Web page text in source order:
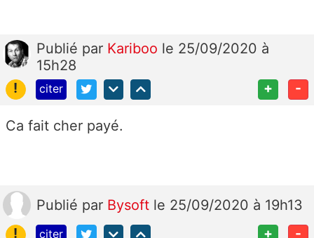
Publié par Kariboo le 25/09/2020 à
15h28
!
citer + -
Ca fait cher payé.
Publié par Bysoft le 25/09/2020 à 19h13
!
citer + -